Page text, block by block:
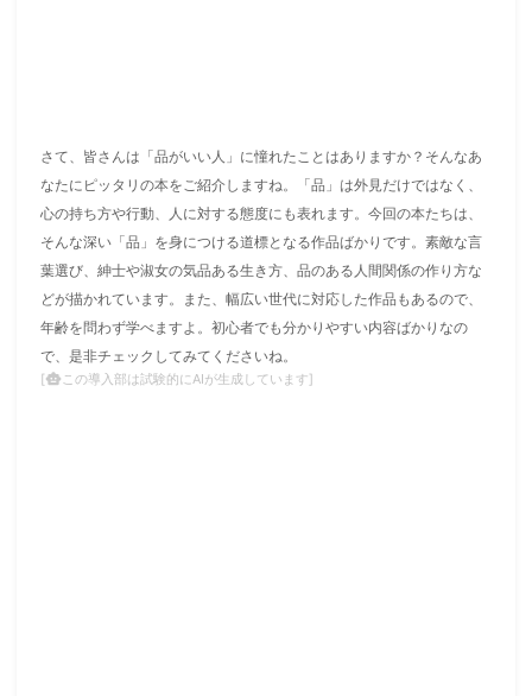
さて、皆さんは「品がいい人」に憧れたことはありますか？そんなあ
なたにピッタリの本をご紹介しますね。「品」は外見だけではなく、
心の持ち方や行動、人に対する態度にも表れます。今回の本たちは、
そんな深い「品」を身につける道標となる作品ばかりです。素敵な言
葉選び、紳士や淑女の気品ある生き方、品のある人間関係の作り方な
どが描かれています。また、幅広い世代に対応した作品もあるので、
年齢を問わず学べますよ。初心者でも分かりやすい内容ばかりなの
で、是非チェックしてみてくださいね。
[ smart_toy この導入部は試験的にAIが生成しています]